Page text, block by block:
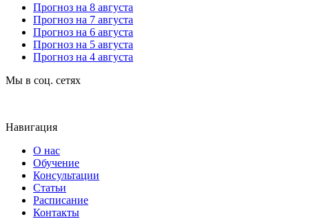
Прогноз на 8 августа
Прогноз на 7 августа
Прогноз на 6 августа
Прогноз на 5 августа
Прогноз на 4 августа
Мы в соц. сетях
Навигация
О нас
Обучение
Консультации
Статьи
Расписание
Контакты